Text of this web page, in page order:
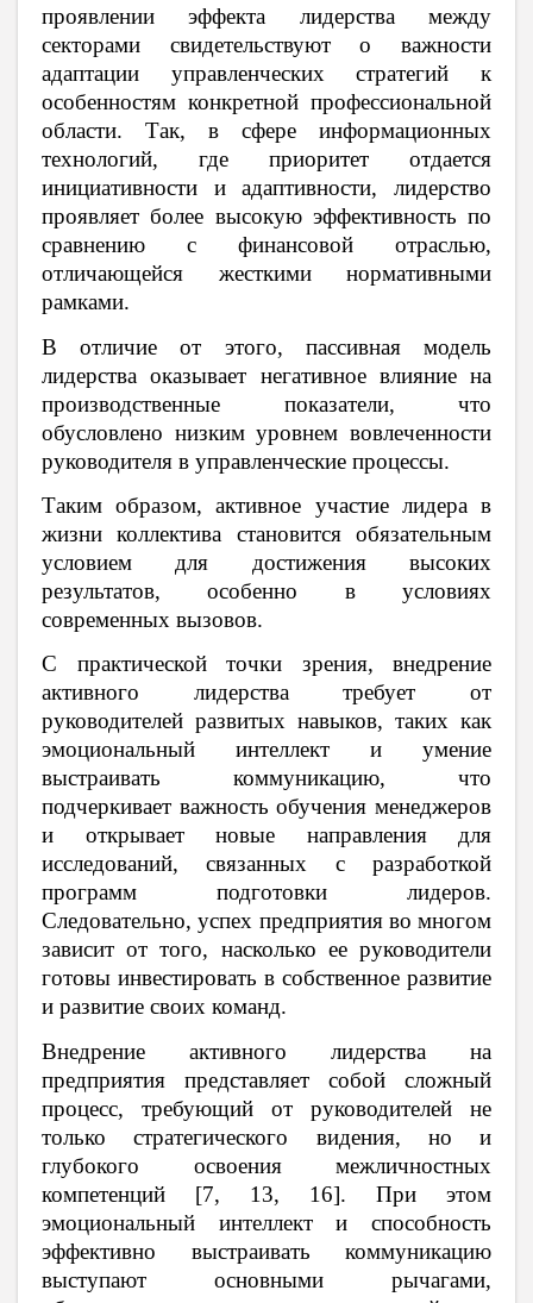
проявлении эффекта лидерства между
секторами свидетельствуют о важности
адаптации управленческих стратегий к
особенностям конкретной профессиональной
области. Так, в сфере информационных
технологий, где приоритет отдается
инициативности и адаптивности, лидерство
проявляет более высокую эффективность по
сравнению с финансовой отраслью,
отличающейся жесткими нормативными
рамками.
В отличие от этого, пассивная модель
лидерства оказывает негативное влияние на
производственные показатели, что
обусловлено низким уровнем вовлеченности
руководителя в управленческие процессы.
Таким образом, активное участие лидера в
жизни коллектива становится обязательным
условием для достижения высоких
результатов, особенно в условиях
современных вызовов.
С практической точки зрения, внедрение
активного лидерства требует от
руководителей развитых навыков, таких как
эмоциональный интеллект и умение
выстраивать коммуникацию, что
подчеркивает важность обучения менеджеров
и открывает новые направления для
исследований, связанных с разработкой
программ подготовки лидеров.
Следовательно, успех предприятия во многом
зависит от того, насколько ее руководители
готовы инвестировать в собственное развитие
и развитие своих команд.
Внедрение активного лидерства на
предприятия представляет собой сложный
процесс, требующий от руководителей не
только стратегического видения, но и
глубокого освоения межличностных
компетенций [7, 13, 16]. При этом
эмоциональный интеллект и способность
эффективно выстраивать коммуникацию
выступают основными рычагами,